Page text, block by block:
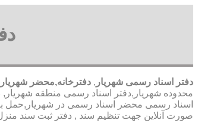
دفتر اسناد رسمی شهریار , دفترخانه,محضر شهریار
محدوده شهریار,دفتر اسناد رسمی منطقه شهریار,
اسناد رسمی محضر اسناد رسمی در شهریار,حمل
صورت آنلاین جهت تنظیم سند , دفتر ثبت سند